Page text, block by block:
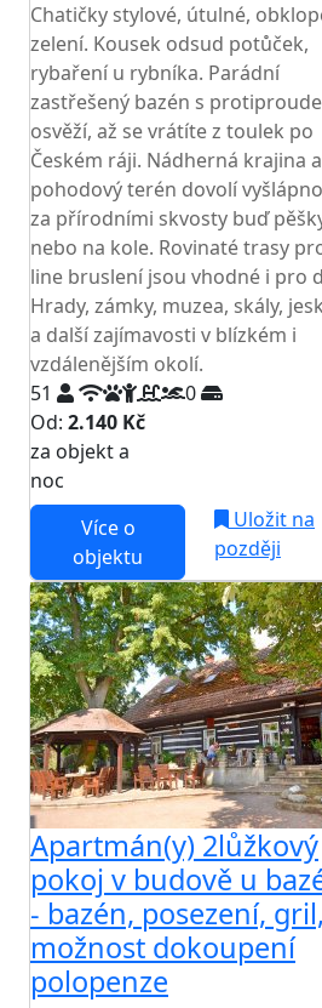
Chatičky stylové, útulné,
zelení. Kousek odsud potůček,
rybaření u rybníka. Parádní
zastřešený bazén s
osvěží, až se vrátíte z toulek po
Českém ráji. Nádherná krajina a
pohodový terén dovolí
za přírodními skvosty buď
nebo na kole. Rovinaté trasy
line bruslení jsou vhodné i pro
Hrady, zámky, muzea, skály,
a další zajímavosti v blízkém i
vzdálenějším okolí.
51
0
Od: 2.140 Kč
za objekt a
noc
Více o
objektu
Uložit na
později
Apartmán(y) 2lůžkový
pokoj v budově u
- bazén, posezení, gril,
možnost dokoupení
polopenze